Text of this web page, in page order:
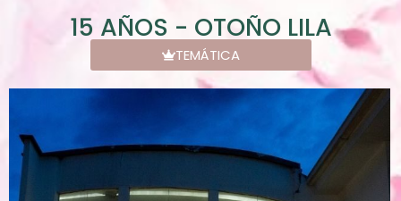
15 AÑOS - OTOÑO LILA
TEMÁTICA